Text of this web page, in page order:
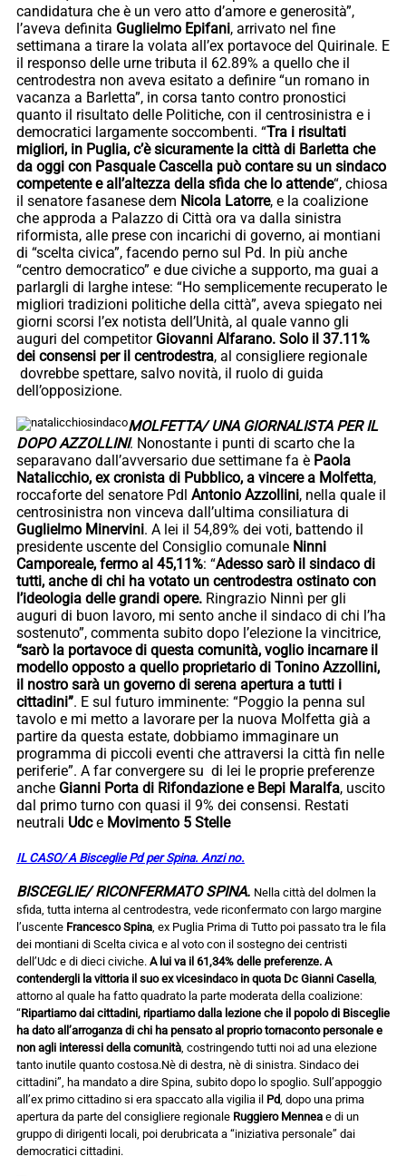
candidatura che è un vero atto d’amore e generosità”,
l’aveva definita Guglielmo Epifani, arrivato nel fine
settimana a tirare la volata all’ex portavoce del Quirinale. E
il responso delle urne tributa il 62.89% a quello che il
centrodestra non aveva esitato a definire “un romano in
vacanza a Barletta”, in corsa tanto contro pronostici
quanto il risultato delle Politiche, con il centrosinistra e i
democratici largamente soccombenti. “Tra i risultati
migliori, in Puglia, c’è sicuramente la città di Barletta che
da oggi con Pasquale Cascella può contare su un sindaco
competente e all’altezza della sfida che lo attende“, chiosa
il senatore fasanese dem Nicola Latorre, e la coalizione
che approda a Palazzo di Città ora va dalla sinistra
riformista, alle prese con incarichi di governo, ai montiani
di “scelta civica”, facendo perno sul Pd. In più anche
“centro democratico” e due civiche a supporto, ma guai a
parlargli di larghe intese: “Ho semplicemente recuperato le
migliori tradizioni politiche della città”, aveva spiegato nei
giorni scorsi l’ex notista dell’Unità, al quale vanno gli
auguri del competitor Giovanni Alfarano. Solo il 37.11%
dei consensi per il centrodestra, al consigliere regionale
dovrebbe spettare, salvo novità, il ruolo di guida
dell’opposizione.
MOLFETTA/ UNA GIORNALISTA PER IL
DOPO AZZOLLINI. Nonostante i punti di scarto che la
separavano dall’avversario due settimane fa è Paola
Natalicchio, ex cronista di Pubblico, a vincere a Molfetta,
roccaforte del senatore Pdl Antonio Azzollini, nella quale il
centrosinistra non vinceva dall’ultima consiliatura di
Guglielmo Minervini. A lei il 54,89% dei voti, battendo il
presidente uscente del Consiglio comunale Ninni
Camporeale, fermo al 45,11%: “Adesso sarò il sindaco di
tutti, anche di chi ha votato un centrodestra ostinato con
l’ideologia delle grandi opere. Ringrazio Ninnì per gli
auguri di buon lavoro, mi sento anche il sindaco di chi l’ha
sostenuto”, commenta subito dopo l’elezione la vincitrice,
“sarò la portavoce di questa comunità, voglio incarnare il
modello opposto a quello proprietario di Tonino Azzollini,
il nostro sarà un governo di serena apertura a tutti i
cittadini”. E sul futuro imminente: “Poggio la penna sul
tavolo e mi metto a lavorare per la nuova Molfetta già a
partire da questa estate, dobbiamo immaginare un
programma di piccoli eventi che attraversi la città fin nelle
periferie”. A far convergere su di lei le proprie preferenze
anche Gianni Porta di Rifondazione e Bepi Maralfa, uscito
dal primo turno con quasi il 9% dei consensi. Restati
neutrali Udce Movimento 5 Stelle
IL CASO/ A Bisceglie Pd per Spina. Anzi no.
BISCEGLIE/ RICONFERMATO SPINA. Nella città del dolmen la
sfida, tutta interna al centrodestra, vede riconfermato con largo margine
l’uscente Francesco Spina, ex Puglia Prima di Tutto poi passato tra le fila
dei montiani di Scelta civica e al voto con il sostegno dei centristi
dell’Udc e di dieci civiche. A lui va il 61,34% delle preferenze. A
contendergli la vittoria il suo ex vicesindaco in quota Dc Gianni Casella,
attorno al quale ha fatto quadrato la parte moderata della coalizione:
“Ripartiamo dai cittadini, ripartiamo dalla lezione che il popolo di Bisceglie
ha dato all’arroganza di chi ha pensato al proprio tornaconto personale e
non agli interessi della comunità, costringendo tutti noi ad una elezione
tanto inutile quanto costosa.Nè di destra, nè di sinistra. Sindaco dei
cittadini”, ha mandato a dire Spina, subito dopo lo spoglio. Sull’appoggio
all’ex primo cittadino si era spaccato alla vigilia il Pd, dopo una prima
apertura da parte del consigliere regionale Ruggiero Mennea e di un
gruppo di dirigenti locali, poi derubricata a “iniziativa personale” dai
democratici cittadini.